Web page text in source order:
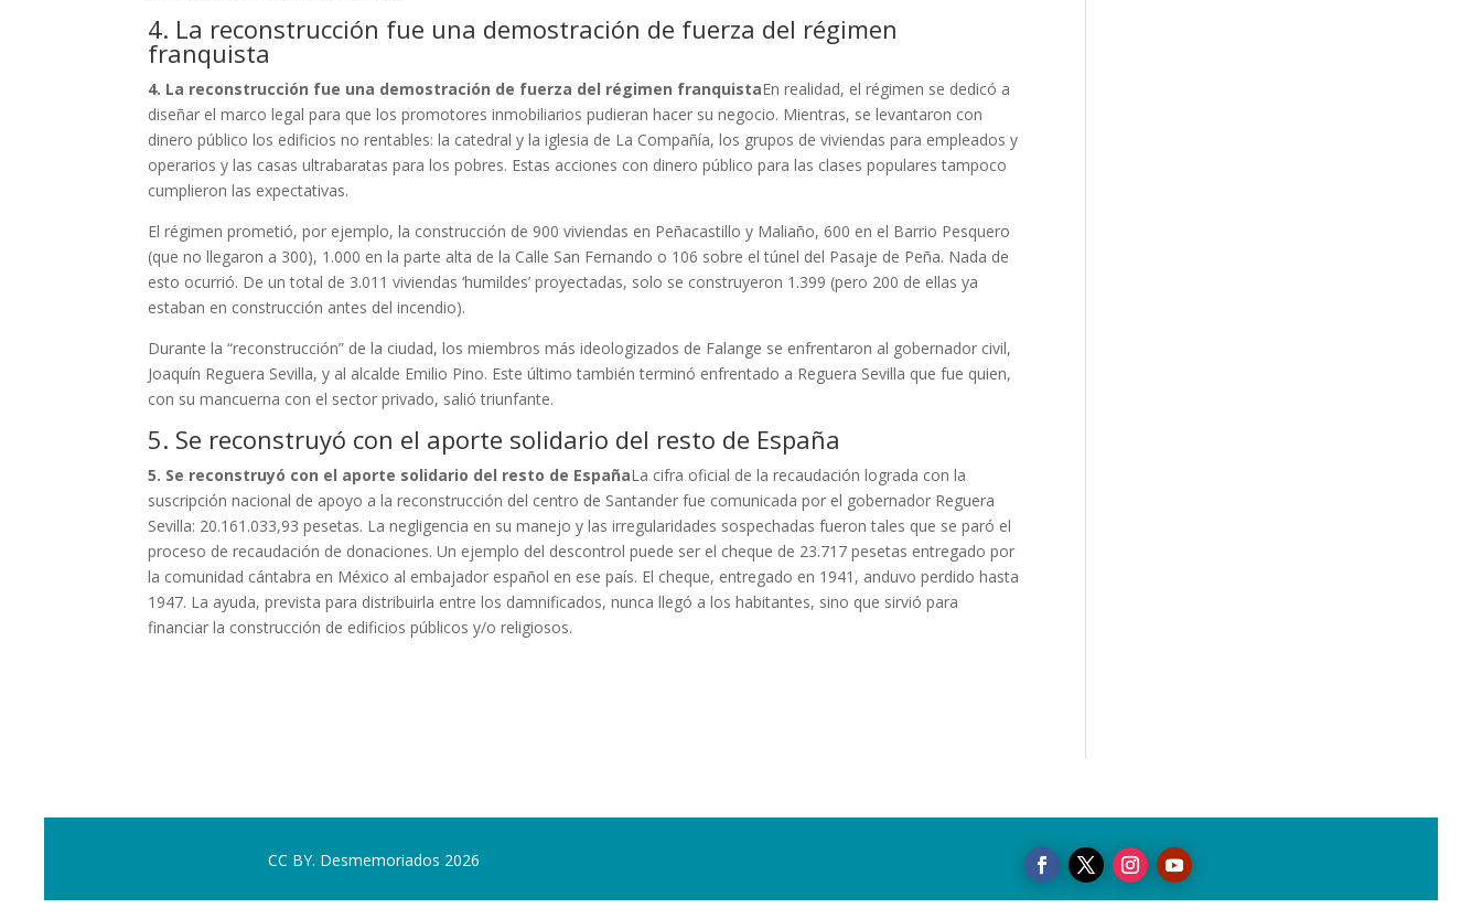
4. La reconstrucción fue una demostración de fuerza del régimen
franquista
4. La reconstrucción fue una demostración de fuerza del régimen franquistaEn realidad, el régimen se dedicó a
diseñar el marco legal para que los promotores inmobiliarios pudieran hacer su negocio. Mientras, se levantaron con
dinero público los edificios no rentables: la catedral y la iglesia de La Compañía, los grupos de viviendas para empleados y
operarios y las casas ultrabaratas para los pobres. Estas acciones con dinero público para las clases populares tampoco
cumplieron las expectativas.
El régimen prometió, por ejemplo, la construcción de 900 viviendas en Peñacastillo y Maliaño, 600 en el Barrio Pesquero
(que no llegaron a 300), 1.000 en la parte alta de la Calle San Fernando o 106 sobre el túnel del Pasaje de Peña. Nada de
esto ocurrió. De un total de 3.011 viviendas ‘humildes’ proyectadas, solo se construyeron 1.399 (pero 200 de ellas ya
estaban en construcción antes del incendio).
Durante la “reconstrucción” de la ciudad, los miembros más ideologizados de Falange se enfrentaron al gobernador civil,
Joaquín Reguera Sevilla, y al alcalde Emilio Pino. Este último también terminó enfrentado a Reguera Sevilla que fue quien,
con su mancuerna con el sector privado, salió triunfante.
5. Se reconstruyó con el aporte solidario del resto de España
5. Se reconstruyó con el aporte solidario del resto de EspañaLa cifra oficial de la recaudación lograda con la
suscripción nacional de apoyo a la reconstrucción del centro de Santander fue comunicada por el gobernador Reguera
Sevilla: 20.161.033,93 pesetas. La negligencia en su manejo y las irregularidades sospechadas fueron tales que se paró el
proceso de recaudación de donaciones. Un ejemplo del descontrol puede ser el cheque de 23.717 pesetas entregado por
la comunidad cántabra en México al embajador español en ese país. El cheque, entregado en 1941, anduvo perdido hasta
1947. La ayuda, prevista para distribuirla entre los damnificados, nunca llegó a los habitantes, sino que sirvió para
financiar la construcción de edificios públicos y/o religiosos.
CC BY. Desmemoriados 2026